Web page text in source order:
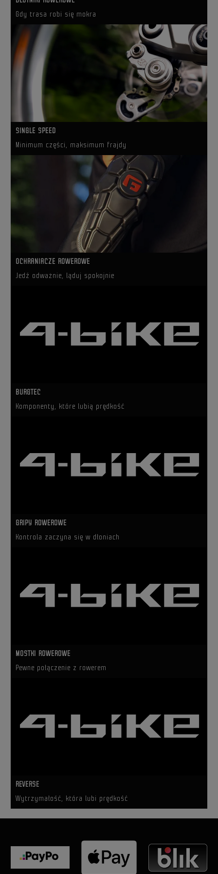
Gdy trasa robi się mokra
SINGLE SPEED
Minimum części, maksimum frajdy
OCHRANIACZE ROWEROWE
Jedź odważnie, ląduj spokojnie
BURGTEC
Komponenty, które lubią prędkość
GRIPY ROWEROWE
Kontrola zaczyna się w dłoniach
MOSTKI ROWEROWE
Pewne połączenie z rowerem
REVERSE
Wytrzymałość, która lubi prędkość